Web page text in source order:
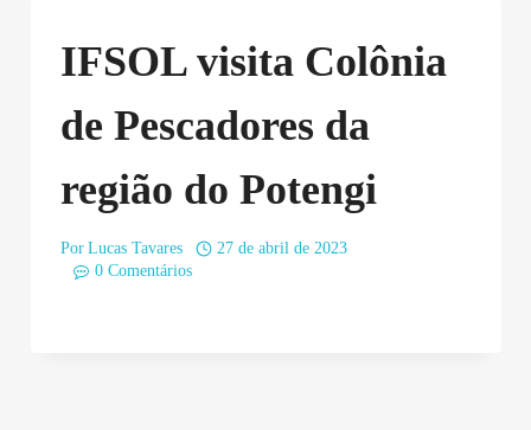
IFSOL visita Colônia
de Pescadores da
região do Potengi
Por Lucas Tavares
27 de abril de 2023
0 Comentários